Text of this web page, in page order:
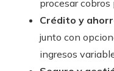
procesar cobros
Crédito y
junto con
ingresos